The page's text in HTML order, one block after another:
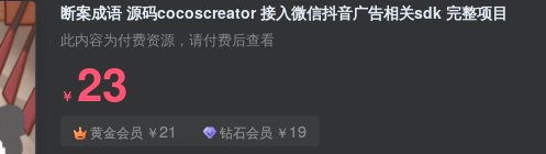
断案成语 源码cocoscreator 接入微信抖音广告相关sdk 完整项目
此内容为付费资源，请付费后查看
￥ 23
黄金会员 ￥21 钻石会员 ￥ 19